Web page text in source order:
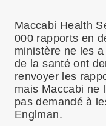
Maccabi Health
000 rapports en
ministère ne les
de la santé ont
renvoyer les
mais Maccabi ne
pas demandé à
Englman.